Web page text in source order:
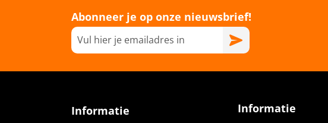
Abonneer je op onze nieuwsbrief!
Informatie Informatie